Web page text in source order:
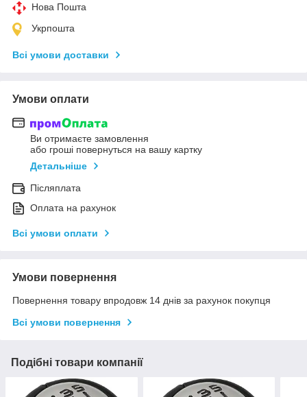
Нова Пошта
Укрпошта
Всі умови доставки
Умови оплати
Ви отримаєте замовлення
або гроші повернуться на вашу картку
Детальніше
Післяплата
Оплата на рахунок
Всі умови оплати
Умови повернення
Повернення товару впродовж 14 днів за рахунок покупця
Всі умови повернення
Подібні товари компанії